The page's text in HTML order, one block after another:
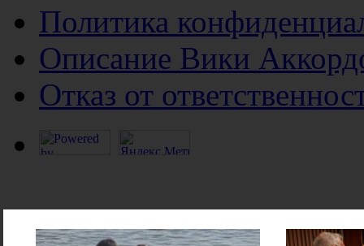
Политика
Описание Вики
Отказ от